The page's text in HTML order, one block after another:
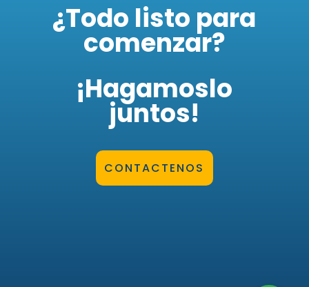
¿Todo listo para
comenzar?
¡Hagamoslo
juntos!
CONTACTENOS